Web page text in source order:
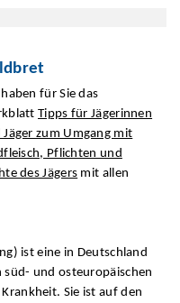
für Sie das
Tipps für Jägerinnen
Jäger zum Umgang mit
Pflichten und
des Jägers mit allen
ist eine in Deutschland
süd- und osteuropäischen
Sie ist auf den